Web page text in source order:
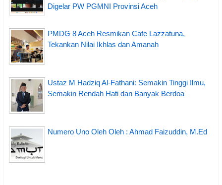
Digelar PW PGMNI Provinsi Aceh
PMDG 8 Aceh Resmikan Cafe Lazzatuna,
Tekankan Nilai Ikhlas dan Amanah
Ustaz M Hadziq Al-Fathani: Semakin Tinggi Ilmu,
Semakin Rendah Hati dan Banyak Berdoa
Numero Uno Oleh Oleh : Ahmad Faizuddin, M.Ed